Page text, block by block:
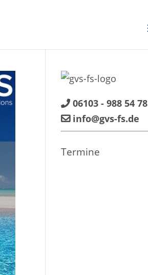
06103 - 988 54 78
info@gvs-fs.de
Termine